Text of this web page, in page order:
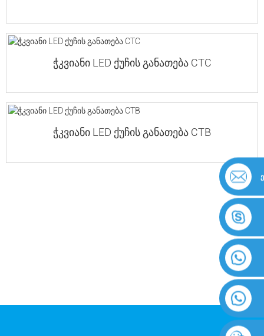
ჭკვიანი LED ქუჩის განათება CTC
ჭკვიანი LED ქუჩის განათება CTB